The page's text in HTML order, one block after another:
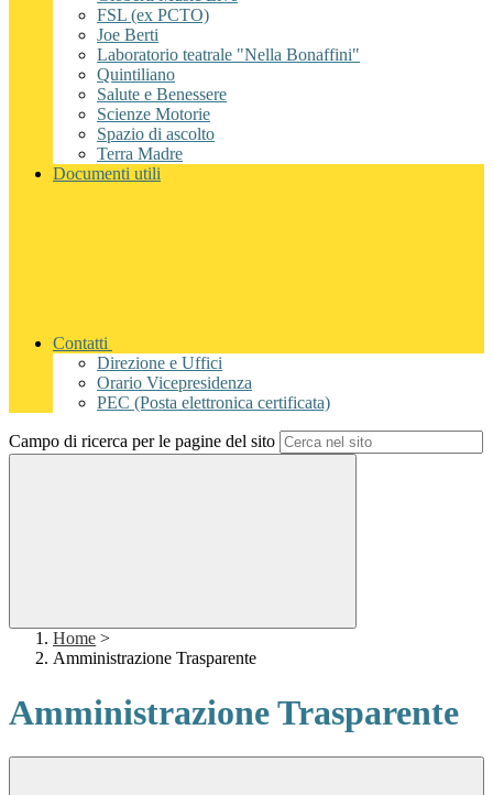
FSL (ex PCTO)
Joe Berti
Laboratorio teatrale "Nella Bonaffini"
Quintiliano
Salute e Benessere
Scienze Motorie
Spazio di ascolto
Terra Madre
Documenti utili
Contatti
Direzione e Uffici
Orario Vicepresidenza
PEC (Posta elettronica certificata)
Campo di ricerca per le pagine del sito
Home >
Amministrazione Trasparente
Amministrazione Trasparente